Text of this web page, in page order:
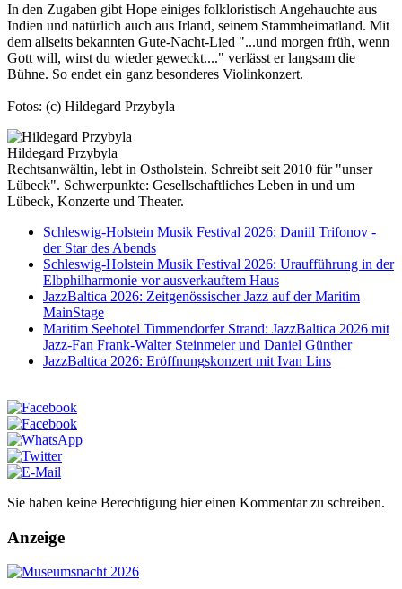
In den Zugaben gibt Hope einiges folkloristisch Angehauchte aus
Indien und natürlich auch aus Irland, seinem Stammheimatland. Mit
dem allseits bekannten Gute-Nacht-Lied "...und morgen früh, wenn
Gott will, wirst du wieder geweckt...." verlässt er langsam die
Bühne. So endet ein ganz besonderes Violinkonzert.
Fotos: (c) Hildegard Przybyla
Hildegard Przybyla
Rechtsanwältin, lebt in Ostholstein. Schreibt seit 2010 für "unser
Lübeck". Schwerpunkte: Gesellschaftliches Leben in und um
Lübeck, Konzerte und Theater.
Schleswig-Holstein Musik Festival 2026: Daniil Trifonov -
der Star des Abends
Schleswig-Holstein Musik Festival 2026: Uraufführung in der
Elbphilharmonie vor ausverkauftem Haus
JazzBaltica 2026: Zeitgenössischer Jazz auf der Maritim
MainStage
Maritim Seehotel Timmendorfer Strand: JazzBaltica 2026 mit
Jazz-Fan Frank-Walter Steinmeier und Daniel Günther
JazzBaltica 2026: Eröffnungskonzert mit Ivan Lins
Sie haben keine Berechtigung hier einen Kommentar zu schreiben.
Anzeige